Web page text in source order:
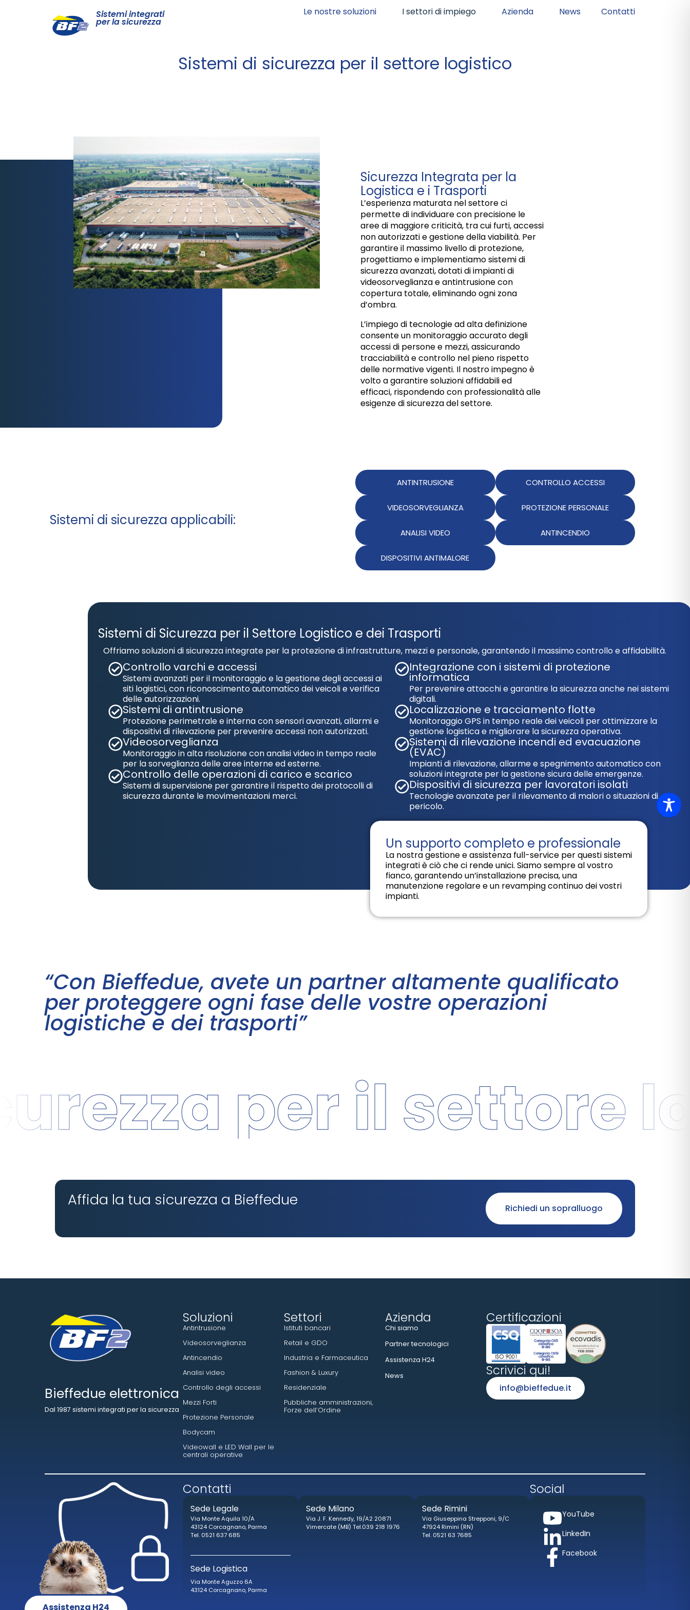
Sistemi integrati
per la sicurezza
Le nostre soluzioni I settori di impiego Azienda News Contatti
Sistemi di sicurezza per il settore logistico
Sicurezza Integrata per la
Logistica e i Trasporti
L’esperienza maturata nel settore ci
permette di individuare con precisione le
aree di maggiore criticità, tra cui furti, accessi
non autorizzati e gestione della viabilità. Per
garantire il massimo livello di protezione,
progettiamo e implementiamo sistemi di
sicurezza avanzati, dotati di impianti di
videosorveglianza e antintrusione con
copertura totale, eliminando ogni zona
d’ombra.
L’impiego di tecnologie ad alta definizione
consente un monitoraggio accurato degli
accessi di persone e mezzi, assicurando
tracciabilità e controllo nel pieno rispetto
delle normative vigenti. Il nostro impegno è
volto a garantire soluzioni affidabili ed
efficaci, rispondendo con professionalità alle
esigenze di sicurezza del settore.
Sistemi di sicurezza applicabili:
ANTINTRUSIONE CONTROLLO ACCESSI
VIDEOSORVEGLIANZA PROTEZIONE PERSONALE
ANALISI VIDEO ANTINCENDIO
DISPOSITIVI ANTIMALORE
Sistemi di Sicurezza per il Settore Logistico e dei Trasporti
Offriamo soluzioni di sicurezza integrate per la protezione di infrastrutture, mezzi e personale, garantendo il massimo controllo e affidabilità.
Controllo varchi e accessi
Sistemi avanzati per il monitoraggio e la gestione degli accessi ai
siti logistici, con riconoscimento automatico dei veicoli e verifica
delle autorizzazioni.
Sistemi di antintrusione
Protezione perimetrale e interna con sensori avanzati, allarmi e
dispositivi di rilevazione per prevenire accessi non autorizzati.
Videosorveglianza
Monitoraggio in alta risoluzione con analisi video in tempo reale
per la sorveglianza delle aree interne ed esterne.
Controllo delle operazioni di carico e scarico
Sistemi di supervisione per garantire il rispetto dei protocolli di
sicurezza durante le movimentazioni merci.
Integrazione con i sistemi di protezione
informatica
Per prevenire attacchi e garantire la sicurezza anche nei sistemi
digitali.
Localizzazione e tracciamento flotte
Monitoraggio GPS in tempo reale dei veicoli per ottimizzare la
gestione logistica e migliorare la sicurezza operativa.
Sistemi di rilevazione incendi ed evacuazione
(EVAC)
Impianti di rilevazione, allarme e spegnimento automatico con
soluzioni integrate per la gestione sicura delle emergenze.
Dispositivi di sicurezza per lavoratori isolati
Tecnologie avanzate per il rilevamento di malori o situazioni di
pericolo.
Un supporto completo e professionale
La nostra gestione e assistenza full-service per questi sistemi
integrati è ciò che ci rende unici. Siamo sempre al vostro
fianco, garantendo un’installazione precisa, una
manutenzione regolare e un revamping continuo dei vostri
impianti.
“Con Bieffedue, avete un partner altamente qualificato
per proteggere ogni fase delle vostre operazioni
logistiche e dei trasporti”
per il settore
Affida la tua sicurezza a Bieffedue Richiedi un sopralluogo
Bieffedue elettronica
Dal 1987 sistemi integrati per la sicurezza
Soluzioni
Antintrusione
Videosorveglianza
Antincendio
Analisi video
Controllo degli accessi
Mezzi Forti
Protezione Personale
Bodycam
Videowall e LED Wall per le
centrali operative
Settori
Istituti bancari
Retail e GDO
Industria e Farmaceutica
Fashion & Luxury
Residenziale
Pubbliche amministrazioni,
Forze dell’Ordine
Azienda​
Chi siamo
Partner tecnologici
Assistenza H24
News
Certificazioni
Scrivici qui!
info@bieffedue.it
Contatti​ Social
Sede Legale
Via Monte Aquila 10/A
43124 Corcagnano, Parma
Tel. 0521 637 685
Sede Logistica
Via Monte Aguzzo 6A
43124 Corcagnano, Parma
Sede Milano
Via J. F. Kennedy, 19/A2 20871
Vimercate (MB) Tel.039 218 1976
Sede Rimini
Via Giuseppina Strepponi, 9/C
47924 Rimini (RN)
Tel. 0521 63 7685
YouTube
LinkedIn
Facebook
Assistenza H24